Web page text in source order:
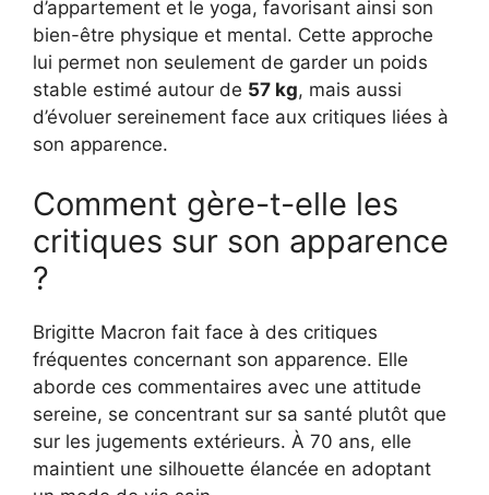
d’appartement et le yoga, favorisant ainsi son
bien-être physique et mental. Cette approche
lui permet non seulement de garder un poids
stable estimé autour de 57 kg, mais aussi
d’évoluer sereinement face aux critiques liées à
son apparence.
Comment gère-t-elle les
critiques sur son apparence
?
Brigitte Macron fait face à des critiques
fréquentes concernant son apparence. Elle
aborde ces commentaires avec une attitude
sereine, se concentrant sur sa santé plutôt que
sur les jugements extérieurs. À 70 ans, elle
maintient une silhouette élancée en adoptant